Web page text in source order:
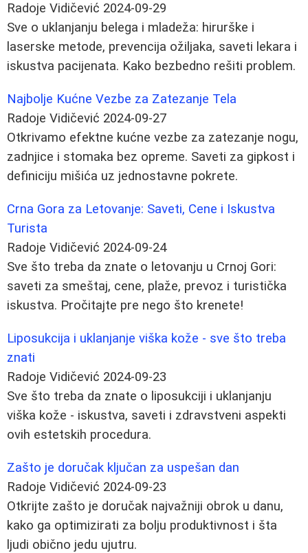
Radoje Vidičević 2024-09-29
Sve o uklanjanju belega i mladeža: hirurške i
laserske metode, prevencija ožiljaka, saveti lekara i
iskustva pacijenata. Kako bezbedno rešiti problem.
Najbolje Kućne Vezbe za Zatezanje Tela
Radoje Vidičević 2024-09-27
Otkrivamo efektne kućne vezbe za zatezanje nogu,
zadnjice i stomaka bez opreme. Saveti za gipkost i
definiciju mišića uz jednostavne pokrete.
Crna Gora za Letovanje: Saveti, Cene i Iskustva
Turista
Radoje Vidičević 2024-09-24
Sve što treba da znate o letovanju u Crnoj Gori:
saveti za smeštaj, cene, plaže, prevoz i turistička
iskustva. Pročitajte pre nego što krenete!
Liposukcija i uklanjanje viška kože - sve što treba
znati
Radoje Vidičević 2024-09-23
Sve što treba da znate o liposukciji i uklanjanju
viška kože - iskustva, saveti i zdravstveni aspekti
ovih estetskih procedura.
Zašto je doručak ključan za uspešan dan
Radoje Vidičević 2024-09-23
Otkrijte zašto je doručak najvažniji obrok u danu,
kako ga optimizirati za bolju produktivnost i šta
ljudi obično jedu ujutru.